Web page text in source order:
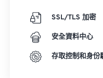
SSL/TLS 加密
安全資料中心
存取控制和身份